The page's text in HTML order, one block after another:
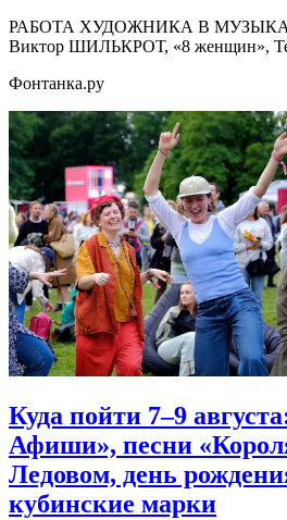
РАБОТА ХУДОЖНИКА В
Виктор ШИЛЬКРОТ, «8 женщин»,
Фонтанка.ру
Куда пойти 7–9
Афиши», песни
Ледовом, день
кубинские марки